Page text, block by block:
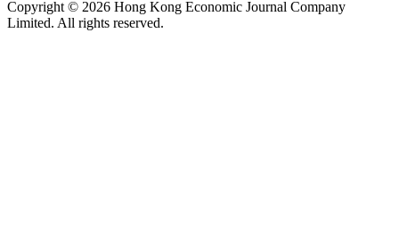
Copyright © 2026 Hong Kong Economic Journal Company
Limited. All rights reserved.